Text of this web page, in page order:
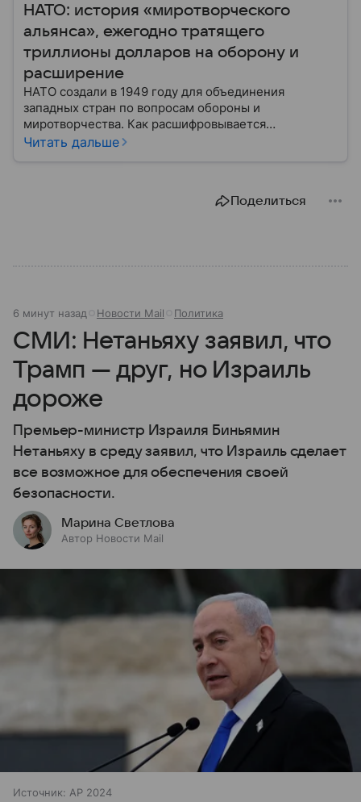
НАТО: история «миротворческого
альянса», ежегодно тратящего
триллионы долларов на оборону и
расширение
НАТО создали в 1949 году для объединения
западных стран по вопросам обороны и
миротворчества. Как расшифровывается
аббревиатура, для чего задумывали группировку и к
Читать дальше
Поделиться
6 минут назад Новости Mail Политика
СМИ: Нетаньяху заявил, что
Трамп — друг, но Израиль
дороже
Премьер-министр Израиля Биньямин
Нетаньяху в среду заявил, что Израиль сделает
все возможное для обеспечения своей
безопасности.
Марина Светлова
Автор Новости Mail
Источник: AP 2024